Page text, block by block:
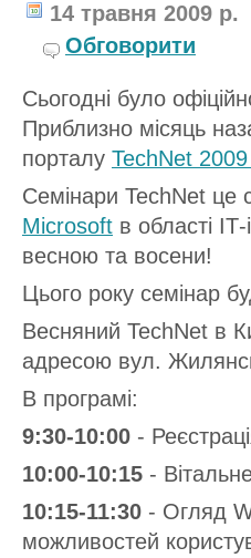
14 травня 2009 р.
Обговорити
Сьогодні було
Приблизно місяць
порталу TechNet 2009
Семінари TechNet це
Microsoft в області
весною та восени!
Цього року семінар
Весняний TechNet в
адресою вул.
В програмі:
9:30-10:00 -
10:00-10:15 -
10:15-11:30 - Огляд
можливостей